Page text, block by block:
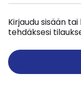
Kirjaudu sisään
tehdäksesi